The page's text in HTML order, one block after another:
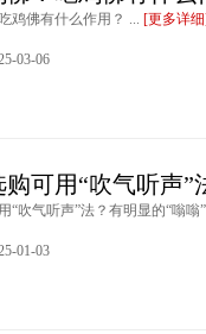
鸡佛有什么作用？ ... [更多详
03-06
可用“吹气听声”
“吹气听声”法？有明显的“嗡嗡
01-03